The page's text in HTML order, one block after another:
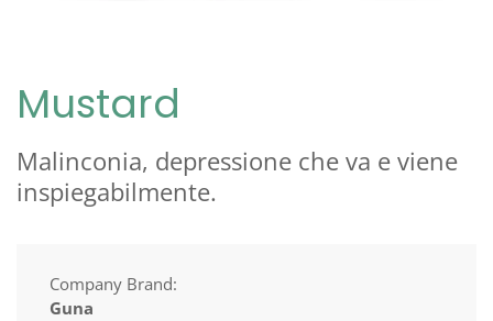
Mustard
Malinconia, depressione che va e viene
inspiegabilmente.
Company Brand:
Guna